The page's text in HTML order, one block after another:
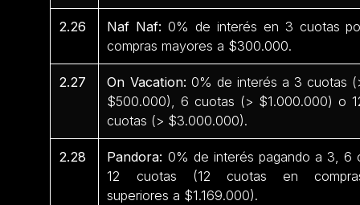
2.26 Naf Naf: 0% de interés en 3 cuotas
compras mayores a $300.000.
2.27 On Vacation: 0% de interés a 3 cuotas
$500.000), 6 cuotas (> $1.000.000) o
cuotas (> $3.000.000).
2.28 Pandora: 0% de interés pagando a 3, 6
12 cuotas (12 cuotas en
superiores a $1.169.000).